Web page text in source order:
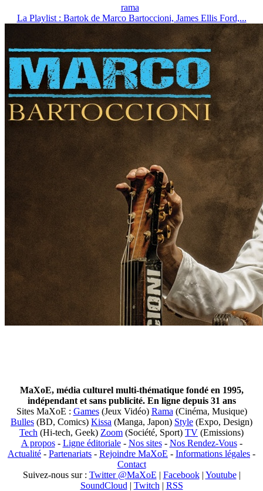
rama
La Playlist : Bartok de Marco Bartoccioni, James Ellis Ford,...
MaXoE, média culturel multi-thématique fondé en 1995,
indépendant et sans publicité. En ligne depuis 31 ans
Sites MaXoE : Games(Jeux Vidéo) Rama (Cinéma, Musique)
Bulles (BD, Comics) Kissa (Manga, Japon) Style (Expo, Design)
Tech (Hi-tech, Geek) Zoom (Société, Sport) TV (Emissions)
A propos- Ligne éditoriale- Nos sites- Nos Rendez-Vous-
Actualité - Partenariats - Rejoindre MaXoE - Informations légales -
Contact
Suivez-nous sur : Twitter @MaXoE | Facebook| Youtube|
SoundCloud | Twitch | RSS